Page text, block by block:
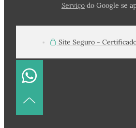
Serviço do Google se
Site Seguro -